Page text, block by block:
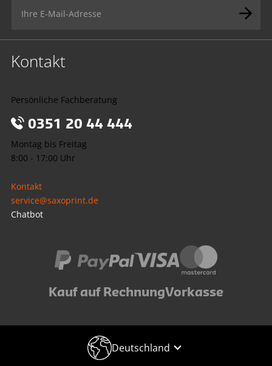
Kontakt
Persönliche Fachberatung
0351 20 44 444
Montag bis Freitag
8:00 - 17:00 Uhr
Kontakt
service@saxoprint.de
Chatbot
Kauf auf RechnungVorkasse
Deutschland